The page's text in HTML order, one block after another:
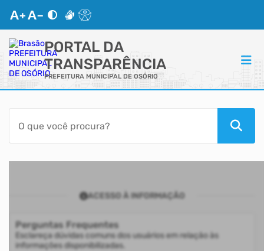
PORTAL DA
TRANSPARÊNCIA
PREFEITURA MUNICIPAL DE OSÓRIO
ACESSO RÁPIDO
Acessibilidade
Autoatendimento
Mapa do Site
ACESSO À INFORMAÇÃO
Perguntas Frequentes
Esclareça dúvidas comuns dos usuários em relação às
informações disponibilizadas.